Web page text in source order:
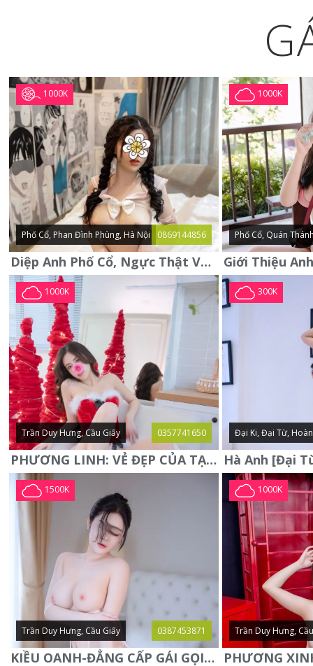
1000K
Phố Cổ, Phan Đình Phùng, Hà Nội 0869144856
Diệp Anh Phố Cổ, Ngực Thật Vú To Thơm Tho Quyến Rũ
1000K
Phố Cổ, Quán
1000K
Trần Duy Hưng, Cầu Giấy 0357741650
PHƯƠNG LINH: VẺ ĐẸP CỦA TẠO HÓA, XINH ĐẸP, SEXY, QUYỄN RŨ
300K
Đại Ki, Đại Từ,
1500K
Trần Duy Hưng, Cầu Giấy 0387453871
KIỀU OANH-ĐẲNG CẤP GÁI GỌI XINH SANG-NGOAN NGOÃN
1000K
Trần Duy Hưng,